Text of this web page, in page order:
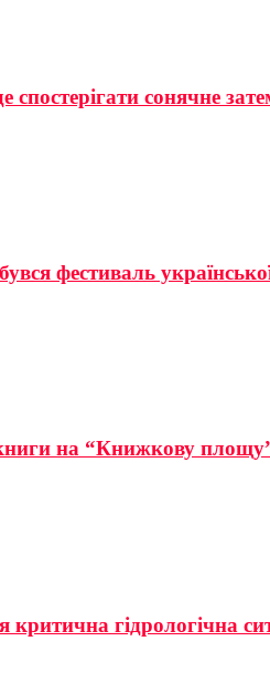
сонячне
фестиваль
на “Книжкову площу”
критична гідрологічна